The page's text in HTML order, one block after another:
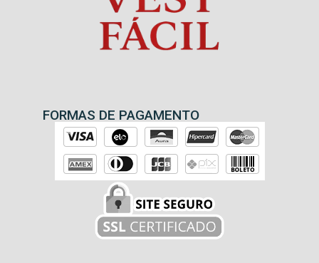
FORMAS DE PAGAMENTO